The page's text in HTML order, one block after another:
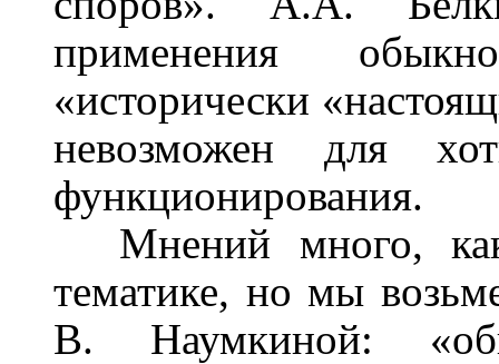
применения
«исторически
невозможен для
функционирования.
Мнений много,
тематике, но мы
В. Наумкиной: